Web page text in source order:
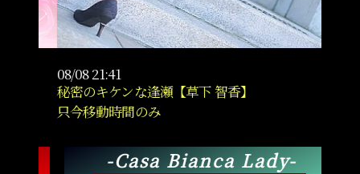
08/08 21:41
秘密のキケンな逢瀬【草下 智香】
只今移動時間のみ
-Casa Bianca Lady-